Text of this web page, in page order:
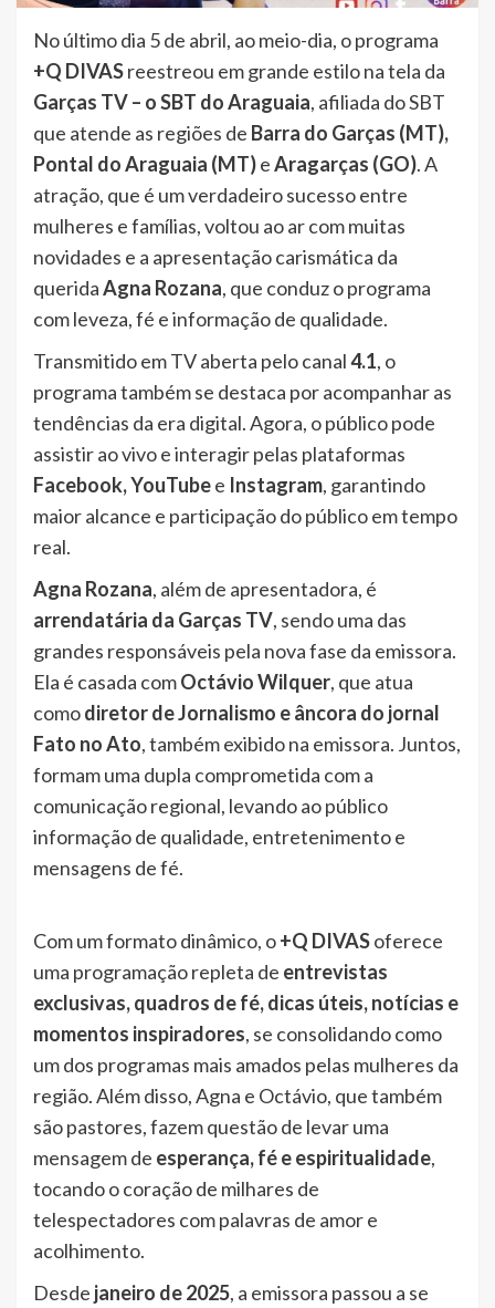
No último dia 5 de abril, ao meio-dia, o programa
+Q DIVASreestreou em grande estilo na tela da
Garças TV – o SBT do Araguaia, afiliada do SBT
que atende as regiões de Barra do Garças (MT),
Pontal do Araguaia (MT)eAragarças (GO). A
atração, que é um verdadeiro sucesso entre
mulheres e famílias, voltou ao ar com muitas
novidades e a apresentação carismática da
queridaAgna Rozana, que conduz o programa
com leveza, fé e informação de qualidade.
Transmitido em TV aberta pelo canal4.1, o
programa também se destaca por acompanhar as
tendências da era digital. Agora, o público pode
assistir ao vivo e interagir pelas plataformas
Facebook, YouTubee Instagram, garantindo
maior alcance e participação do público em tempo
real.
Agna Rozana, além de apresentadora, é
arrendatária da Garças TV, sendo uma das
grandes responsáveis pela nova fase da emissora.
Ela é casada comOctávio Wilquer, que atua
comodiretor de Jornalismo e âncora do jornal
Fato no Ato, também exibido na emissora. Juntos,
formam uma dupla comprometida com a
comunicação regional, levando ao público
informação de qualidade, entretenimento e
mensagens de fé.
Com um formato dinâmico, o+Q DIVASoferece
uma programação repleta de entrevistas
exclusivas, quadros de fé, dicas úteis, notícias e
momentos inspiradores, se consolidando como
um dos programas mais amados pelas mulheres da
região. Além disso, Agna e Octávio, que também
são pastores, fazem questão de levar uma
mensagem de esperança, fé e espiritualidade,
tocando o coração de milhares de
telespectadores com palavras de amor e
acolhimento.
Desde janeiro de 2025, a emissora passou a se